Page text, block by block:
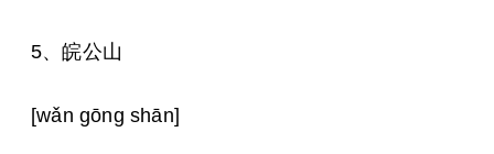
5、皖公山
[wǎn gōng shān]